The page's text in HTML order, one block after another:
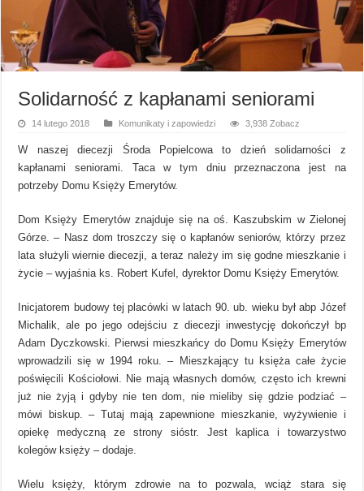
Solidarność z kapłanami seniorami
14 lutego 2018 Komunikaty i zapowiedzi 3,938 Zobacz
W naszej diecezji Środa Popielcowa to dzień solidarności z
kapłanami seniorami. Taca w tym dniu przeznaczona jest na
potrzeby Domu Księży Emerytów.
Dom Księży Emerytów znajduje się na oś. Kaszubskim w Zielonej
Górze. – Nasz dom troszczy się o kapłanów seniorów, którzy przez
lata służyli wiernie diecezji, a teraz należy im się godne mieszkanie i
życie – wyjaśnia ks. Robert Kufel, dyrektor Domu Księży Emerytów.
Inicjatorem budowy tej placówki w latach 90. ub. wieku był abp Józef
Michalik, ale po jego odejściu z diecezji inwestycję dokończył bp
Adam Dyczkowski. Pierwsi mieszkańcy do Domu Księży Emerytów
wprowadzili się w 1994 roku. – Mieszkający tu księża całe życie
poświęcili Kościołowi. Nie mają własnych domów, często ich krewni
już nie żyją i gdyby nie ten dom, nie mieliby się gdzie podziać –
mówi biskup. – Tutaj mają zapewnione mieszkanie, wyżywienie i
opiekę medyczną ze strony sióstr. Jest kaplica i towarzystwo
kolegów księży – dodaje.
Wielu księży, którym zdrowie na to pozwala, wciąż stara się